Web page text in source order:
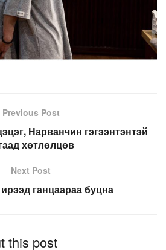
Previous Post
Нарванчин гэгээнтэнтэй
хөтлөлцөв
Next Post
ганцаараа буцна
this post